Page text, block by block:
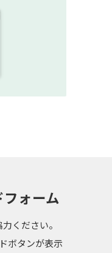
ォーム
ください。
ボタンが表示